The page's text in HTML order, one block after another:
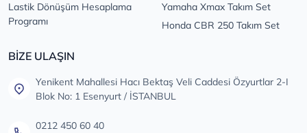
Lastik Dönüşüm Hesaplama
Programı
Yamaha Xmax Takım Set
Honda CBR 250 Takım Set
BİZE ULAŞIN
Yenikent Mahallesi Hacı Bektaş Veli Caddesi Özyurtlar 2-I
Blok No: 1 Esenyurt / İSTANBUL
0212 450 60 40